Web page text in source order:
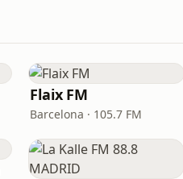
Flaix FM
Barcelona · 105.7 FM